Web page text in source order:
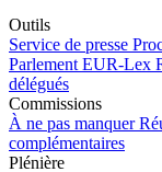
Outils
Service de presse
Parlement EUR-Lex
délégués
Commissions
À ne pas manquer
complémentaires
Plénière